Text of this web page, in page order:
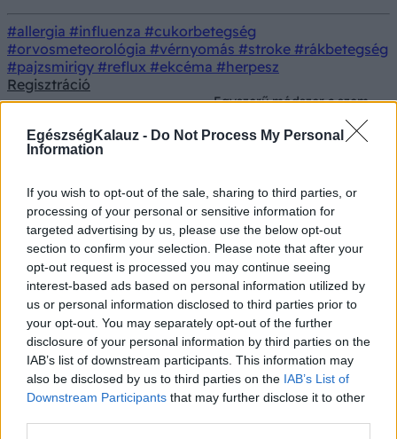
EgészségKalauz - Do Not Process My Personal
Information
If you wish to opt-out of the sale, sharing to third parties, or
processing of your personal or sensitive information for
targeted advertising by us, please use the below opt-out
section to confirm your selection. Please note that after your
opt-out request is processed you may continue seeing
interest-based ads based on personal information utilized by
us or personal information disclosed to third parties prior to
your opt-out. You may separately opt-out of the further
disclosure of your personal information by third parties on the
IAB’s list of downstream participants. This information may
also be disclosed by us to third parties on the IAB’s List of
Downstream Participants that may further disclose it to other
#allergia #influenza #cukorbetegség
#orvosmeteorológia #vérnyomás #stroke #rákbetegség
#pajzsmirigy #reflux #ekcéma #herpesz
Regisztráció
Egyszerű módszer a szem
készítse el saját szem
Egyszerű módszer a szem alatti
karikák ellen: készítse el saját szem
maszkját két hozzávalóból!